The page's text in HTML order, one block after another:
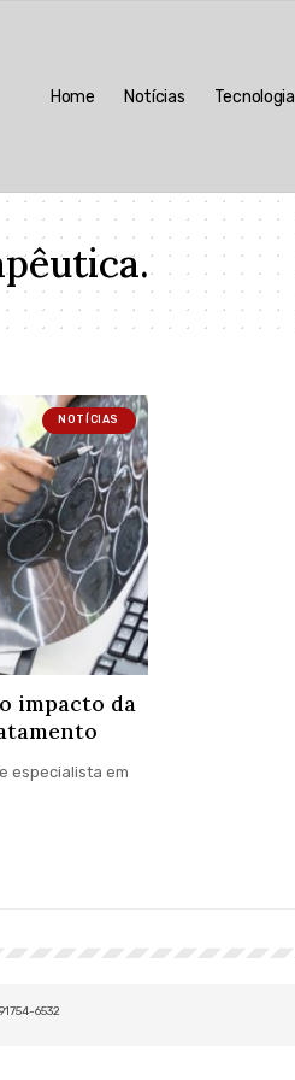
Home Notícias Tecnologia
NOTÍCIAS
impacto da
especialista em
6532